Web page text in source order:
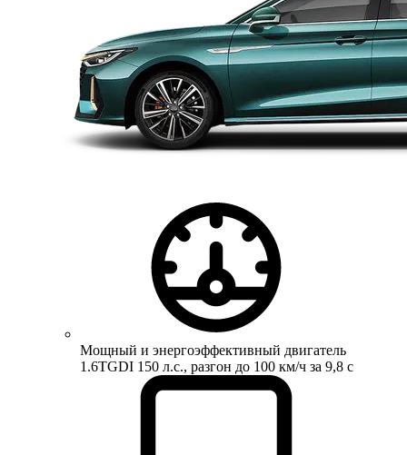
Мощный и энергоэффективный двигатель
1.6TGDI 150 л.с., разгон до 100 км/ч за 9,8 с